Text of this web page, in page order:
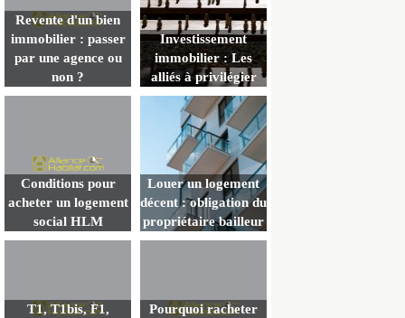
Revente d'un bien
immobilier : passer
par une agence ou
non ?
Investissement
immobilier : Les
alliés à privilégier
Conditions pour
acheter un logement
social HLM
Louer un logement
décent : obligation du
propriétaire bailleur
T1, T1bis, F1,
Pourquoi racheter